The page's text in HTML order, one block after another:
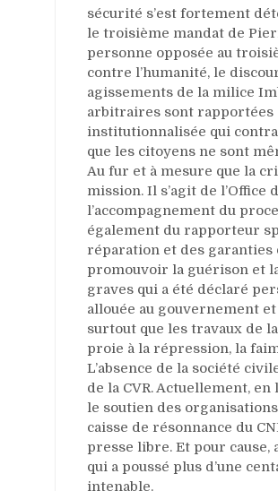
sécurité s’est fortement
le troisième mandat de
personne opposée au
contre l’humanité, le
agissements de la milice
arbitraires sont rapportées
institutionnalisée qui
que les citoyens ne sont
Au fur et à mesure que la
mission. Il s’agit de
l’accompagnement du
également du rapporteur
réparation et des
promouvoir la guérison et
graves qui a été déclaré
allouée au gouvernement
surtout que les travaux de
proie à la répression, la
L’absence de la société
de la CVR. Actuellement, en
le soutien des
caisse de résonnance du
presse libre. Et pour
qui a poussé plus d’une
intenable.